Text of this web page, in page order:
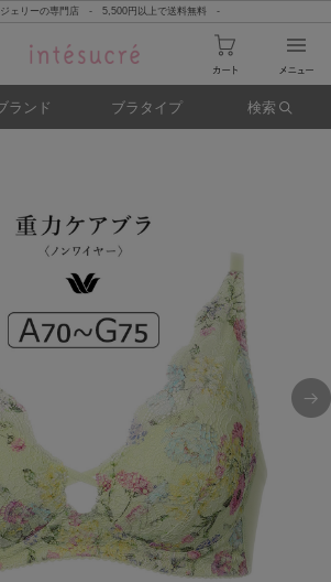
ジェリーの専門店 - 5,500円以上で送料無料 -
ランド ブラタイプ 検索